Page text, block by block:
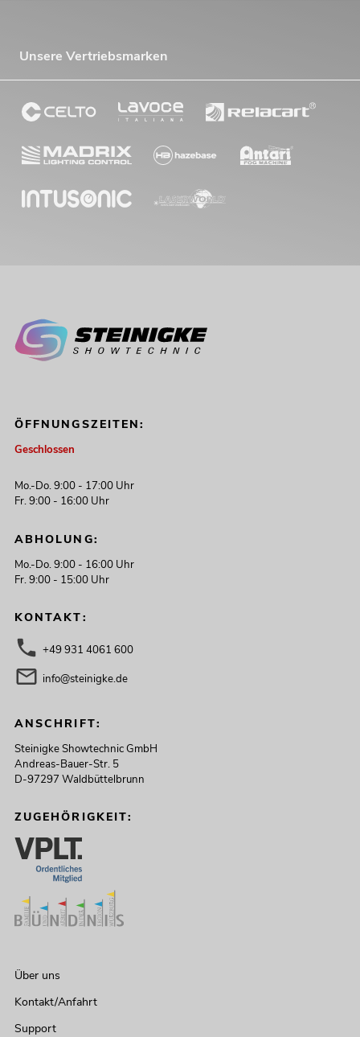
Unsere Vertriebsmarken
ÖFFNUNGSZEITEN:
Geschlossen
Mo.-Do. 9:00 - 17:00 Uhr
Fr. 9:00 - 16:00 Uhr
ABHOLUNG:
Mo.-Do. 9:00 - 16:00 Uhr
Fr. 9:00 - 15:00 Uhr
KONTAKT:
+49 931 4061 600
info@steinigke.de
ANSCHRIFT:
Steinigke Showtechnic GmbH
Andreas-Bauer-Str. 5
D-97297 Waldbüttelbrunn
ZUGEHÖRIGKEIT:
Über uns
Kontakt/Anfahrt
Support